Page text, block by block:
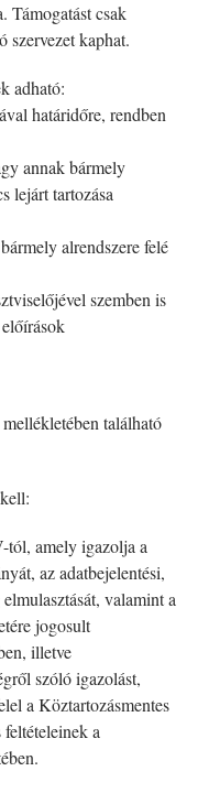
Támogatást csak
szervezet kaphat.
adható:
határidőre, rendben
annak bármely
lejárt tartozása
alrendszere felé
szemben is
található
tól, amely igazolja a
az adatbejelentési,
valamint a
jogosult
illetve
szóló igazolást,
a Köztartozásmentes
a